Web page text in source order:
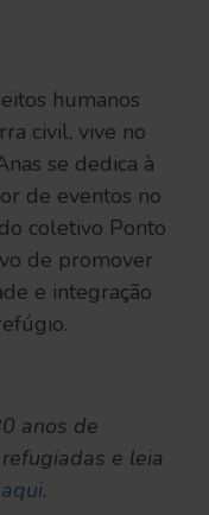
humanos
civil, vive no
se dedica à
de eventos no
coletivo Ponto
de promover
e integração
anos de
e leia
aqui.